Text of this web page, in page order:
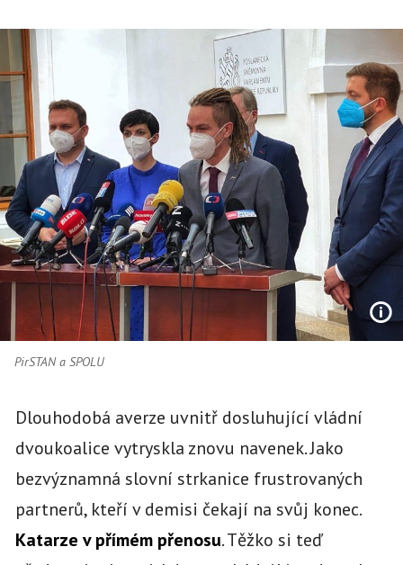
PirSTAN a SPOLU
Dlouhodobá averze uvnitř dosluhující vládní
dvoukoalice vytryskla znovu navenek. Jako
bezvýznamná slovní strkanice frustrovaných
partnerů, kteří v demisi čekají na svůj konec.
Katarze v přímém přenosu. Těžko si teď